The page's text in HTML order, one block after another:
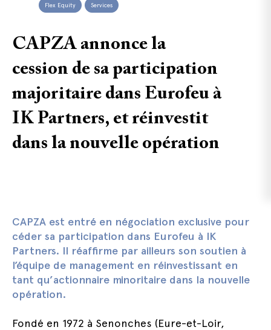
Flex Equity Services
CAPZA annonce la
cession de sa participation
majoritaire dans Eurofeu à
IK Partners, et réinvestit
dans la nouvelle opération
CAPZA est entré en négociation exclusive pour
céder sa participation dans Eurofeu à IK
Partners. Il réaffirme par ailleurs son soutien à
l’équipe de management en réinvestissant en
tant qu’actionnaire minoritaire dans la nouvelle
opération.
Fondé en 1972 à Senonches (Eure-et-Loir,